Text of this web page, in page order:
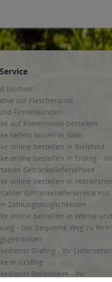
löschen
zur Flaschenpost
Firmenkunden
auf Kommission bestellen
liefern lassen in Solln
online bestellen in Bielefeld
online bestellen in Erding -
Getränkelieferservice
online bestellen in
Getränkelieferservice mit
Zahlungsmöglichkeiten
online bestellen in Werne und
- Der bequeme Weg zu
Grafing - Ihr
in Grafing
Rosenheim - Ihr